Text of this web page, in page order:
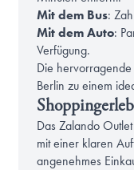
Mit dem Bus:
Mit dem Auto:
Verfügung.
Die
Berlin zu einem
Das Zalando
mit einer klaren
angenehmes